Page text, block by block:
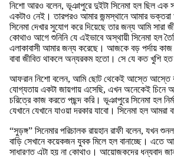
নিশো আরও বলেন, ভূঞাপুরে দুইটা সিনেমা হল ছিল এক
একটাও নেই। তারপরও আমার জন্মস্থানে আমার ভক্তরা
সিনেমা দেখার সুযোগ করে দিয়েছে তার জন্য আমি সারা
কোথাও আগে শুনিনি যে এইভাবে অস্থায়ী সিনেমা হল
এলাকাবাসী আমার জন্য করেছে। আজকে বড় পর্দায়
বাবা জীবিত থাকলে অন্যরকম হতো। সে যে কত খুশি
আফরান নিশো বলেন, আমি ছোট থেকেই আস্তে আস্তে
যোগ্যতায় একটা জায়গায় এসেছি, এখন অনেকেই চিনে
চরিত্রে কাজ করতে পছন্দ করি। ভূঞাপুরে সিনেমা হল
যেখানে যেখানে যাওয়া দরকার যাবো। সিনেমা হল আমরা
“সুড়ঙ্গ” সিনেমার পরিচালক রায়হান রাফী বলেন, যখন
বাড়ি সেখানে কয়েকজন যুবক মিলে হল বানাচ্ছে। এতে
সাধারণত এটা হয় না কোথাও। আয়োজকদের ধন্যবাদ